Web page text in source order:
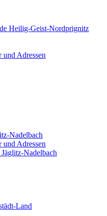
Heilig-Geist-Nordprignitz
und Adressen
Nadelbach
und Adressen
Nadelbach
Land